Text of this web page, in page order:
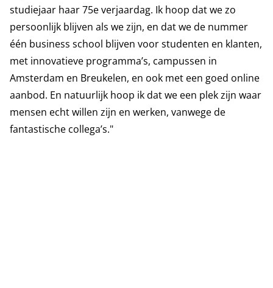
studiejaar haar 75e verjaardag. Ik hoop dat we zo
persoonlijk blijven als we zijn, en dat we de nummer
één business school blijven voor studenten en klanten,
met innovatieve programma’s, campussen in
Amsterdam en Breukelen, en ook met een goed online
aanbod. En natuurlijk hoop ik dat we een plek zijn waar
mensen echt willen zijn en werken, vanwege de
fantastische collega’s."